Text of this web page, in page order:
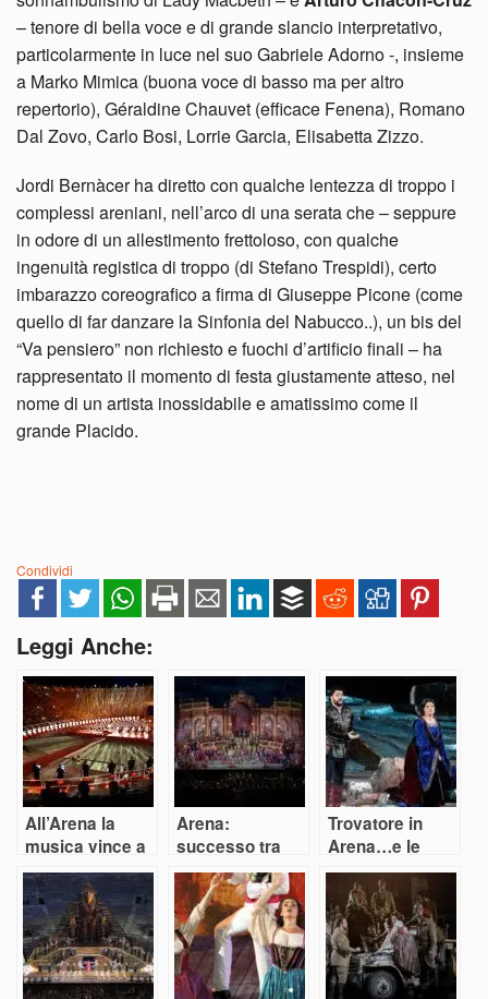
– tenore di bella voce e di grande slancio interpretativo,
particolarmente in luce nel suo Gabriele Adorno -, insieme
a Marko Mimica (buona voce di basso ma per altro
repertorio), Géraldine Chauvet (efficace Fenena), Romano
Dal Zovo, Carlo Bosi, Lorrie Garcia, Elisabetta Zizzo.
Jordi Bernàcer ha diretto con qualche lentezza di troppo i
complessi areniani, nell’arco di una serata che – seppure
in odore di un allestimento frettoloso, con qualche
ingenuità registica di troppo (di Stefano Trespidi), certo
imbarazzo coreografico a firma di Giuseppe Picone (come
quello di far danzare la Sinfonia del Nabucco..), un bis del
“Va pensiero” non richiesto e fuochi d’artificio finali – ha
rappresentato il momento di festa giustamente atteso, nel
nome di un artista inossidabile e amatissimo come il
grande Placido.
Condividi
Leggi Anche:
All’Arena la
musica vince a
dispetto del
virus e del
maltempo
Arena:
successo tra
sfarzo e
minimalismo
pensando a
Zeffirelli
Trovatore in
Arena…e le
stelle stanno a
cantare